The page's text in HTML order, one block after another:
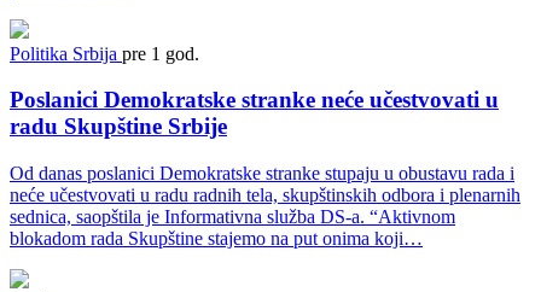
Politika Srbija pre 1 god.
Poslanici Demokratske stranke neće učestvovati u
radu Skupštine Srbije
Od danas poslanici Demokratske stranke stupaju u obustavu rada i
neće učestvovati u radu radnih tela, skupštinskih odbora i plenarnih
sednica, saopštila je Informativna služba DS-a. “Aktivnom
blokadom rada Skupštine stajemo na put onima koji…